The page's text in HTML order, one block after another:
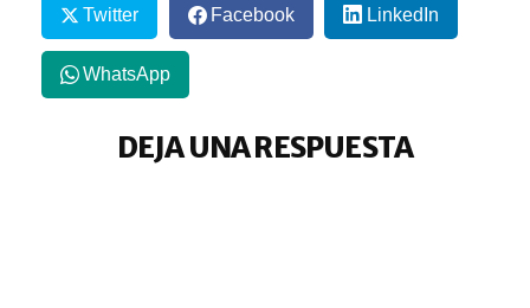
Twitter Facebook LinkedIn
WhatsApp
DEJA UNA RESPUESTA